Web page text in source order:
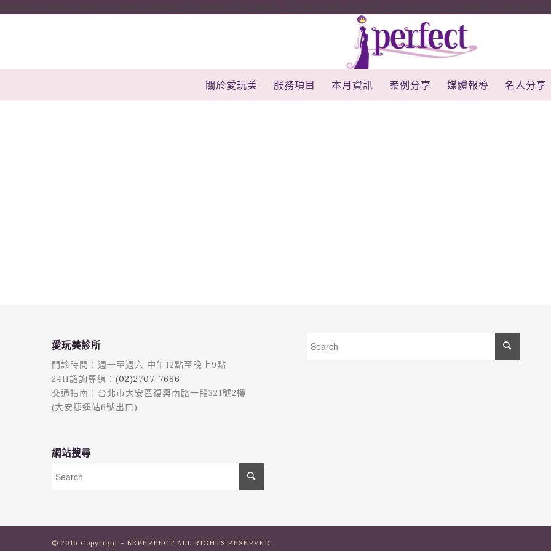
關於愛玩美 服務項目 本月資訊 案例分享 媒體報導 名人分享
愛玩美診所
門診時間：週一至週六 中午12點至晚上9點
24H諮詢專線： (02)2707-7686
交通指南：台北市大安區復興南路一段321號2樓
(大安捷運站6號出口)
網站搜尋
© 2016 Copyright - BEPERFECT ALL RIGHTS RESERVED.